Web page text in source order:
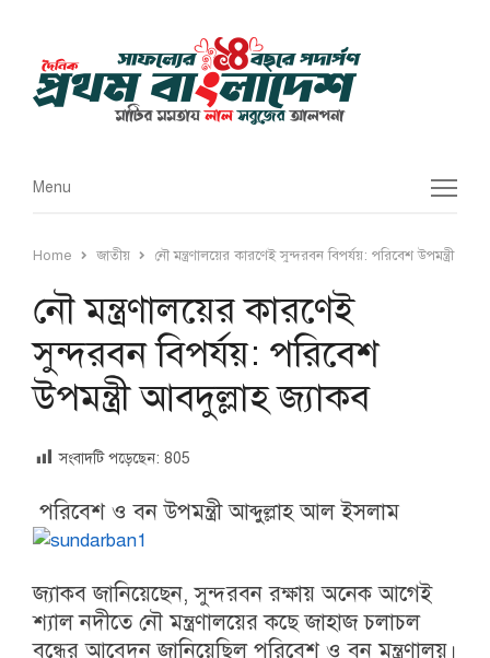
Menu
Menu
Home জাতীয় নৌ মন্ত্রণালয়ের কারণেই সুন্দরবন বিপর্যয়: পরিবেশ উপমন্ত্রী
নৌ মন্ত্রণালয়ের কারণেই
সুন্দরবন বিপর্যয়: পরিবেশ
উপমন্ত্রী আবদুল্লাহ জ্যাকব
সংবাদটি পড়েছেন: 805
পরিবেশ ও বন উপমন্ত্রীআব্দুল্লাহ আল ইসলাম
জ্যাকবজানিয়েছেন, সুন্দরবন রক্ষায় অনেক আগেই
শ্যাল নদীতে নৌ মন্ত্রণালয়ের কছে জাহাজ চলাচল
বন্ধের আবেদন জানিয়েছিল পরিবেশ ও বন মন্ত্রণালয়।